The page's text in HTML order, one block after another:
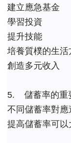
建立應急基金
學習投資
提升技能
培養質樸的生活
創造多元收入
5.    儲蓄率的重
不同儲蓄率對
提高儲蓄率可